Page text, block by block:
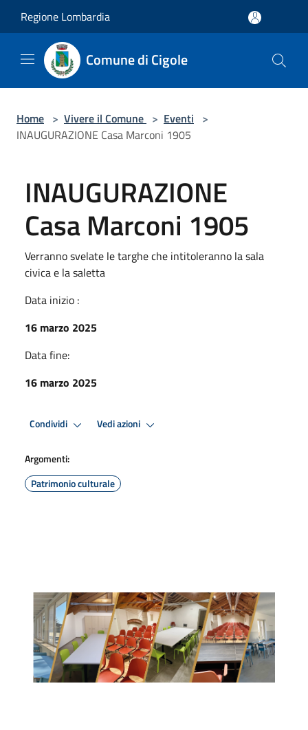
Regione Lombardia
Comune di Cigole
Home > Vivere il Comune > Eventi >
INAUGURAZIONE Casa Marconi 1905
INAUGURAZIONE
Casa Marconi 1905
Verranno svelate le targhe che intitoleranno la sala
civica e la saletta
Data inizio :
16 marzo 2025
Data fine:
16 marzo 2025
Condividi Vedi azioni
Argomenti:
Patrimonio culturale